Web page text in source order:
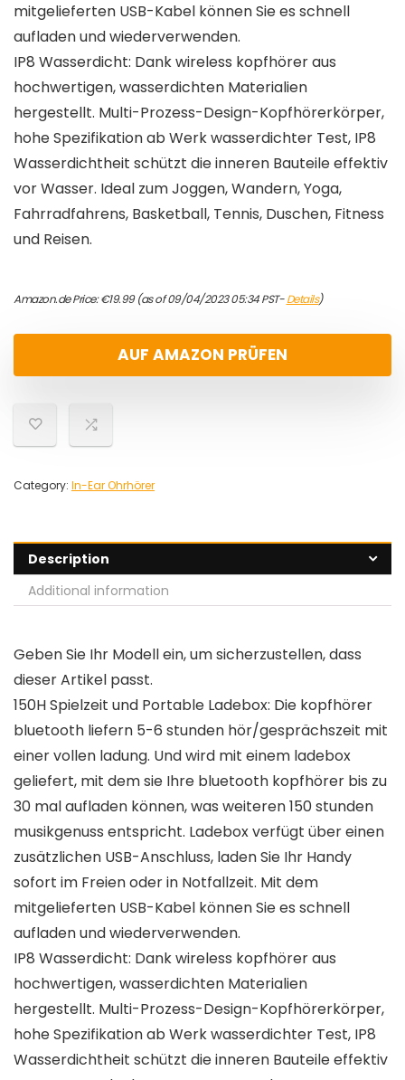
mitgelieferten USB-Kabel können Sie es schnell
aufladen und wiederverwenden.
IP8 Wasserdicht: Dank wireless kopfhörer aus
hochwertigen, wasserdichten Materialien
hergestellt. Multi-Prozess-Design-Kopfhörerkörper,
hohe Spezifikation ab Werk wasserdichter Test, IP8
Wasserdichtheit schützt die inneren Bauteile effektiv
vor Wasser. Ideal zum Joggen, Wandern, Yoga,
Fahrradfahrens, Basketball, Tennis, Duschen, Fitness
und Reisen.
Amazon.de Price:€19.99(as of 09/04/2023 05:34 PST-Details)
AUF AMAZON PRÜFEN
Category: In-Ear Ohrhörer
Description
Additional information
Geben Sie Ihr Modell ein, um sicherzustellen, dass
dieser Artikel passt.
150H Spielzeit und Portable Ladebox: Die kopfhörer
bluetooth liefern 5-6 stunden hör/gesprächszeit mit
einer vollen ladung. Und wird mit einem ladebox
geliefert, mit dem sie Ihre bluetooth kopfhörer bis zu
30 mal aufladen können, was weiteren 150 stunden
musikgenuss entspricht. Ladebox verfügt über einen
zusätzlichen USB-Anschluss, laden Sie Ihr Handy
sofort im Freien oder in Notfallzeit. Mit dem
mitgelieferten USB-Kabel können Sie es schnell
aufladen und wiederverwenden.
IP8 Wasserdicht: Dank wireless kopfhörer aus
hochwertigen, wasserdichten Materialien
hergestellt. Multi-Prozess-Design-Kopfhörerkörper,
hohe Spezifikation ab Werk wasserdichter Test, IP8
Wasserdichtheit schützt die inneren Bauteile effektiv